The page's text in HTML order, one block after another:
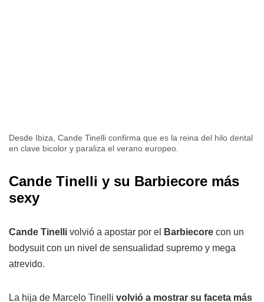
Desde Ibiza, Cande Tinelli confirma que es la reina del hilo dental
en clave bicolor y paraliza el verano europeo.
Cande Tinelli y su Barbiecore más
sexy
Cande Tinelli volvió a apostar por el Barbiecore con un
bodysuit con un nivel de sensualidad supremo y mega
atrevido.
La hija de Marcelo Tinelli volvió a mostrar su faceta más